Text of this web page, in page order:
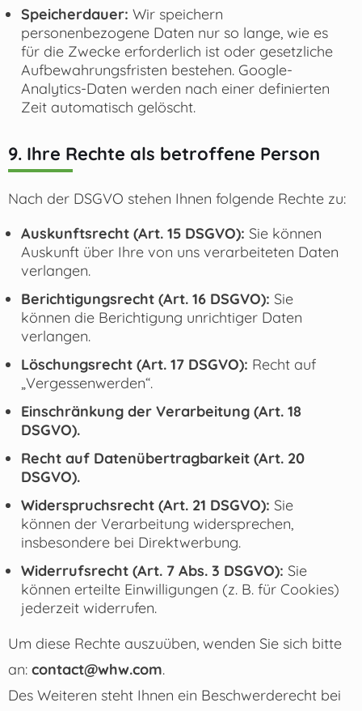
Speicherdauer: Wir speichern
personenbezogene Daten nur so lange, wie es
für die Zwecke erforderlich ist oder gesetzliche
Aufbewahrungsfristen bestehen. Google-
Analytics-Daten werden nach einer definierten
Zeit automatisch gelöscht.
9. Ihre Rechte als betroffene Person
Nach der DSGVO stehen Ihnen folgende Rechte zu:
Auskunftsrecht (Art. 15 DSGVO): Sie können
Auskunft über Ihre von uns verarbeiteten Daten
verlangen.
Berichtigungsrecht (Art. 16 DSGVO): Sie
können die Berichtigung unrichtiger Daten
verlangen.
Löschungsrecht (Art. 17 DSGVO): Recht auf
„Vergessenwerden“.
Einschränkung der Verarbeitung (Art. 18
DSGVO).
Recht auf Datenübertragbarkeit (Art. 20
DSGVO).
Widerspruchsrecht (Art. 21 DSGVO): Sie
können der Verarbeitung widersprechen,
insbesondere bei Direktwerbung.
Widerrufsrecht (Art. 7 Abs. 3 DSGVO): Sie
können erteilte Einwilligungen (z. B. für Cookies)
jederzeit widerrufen.
Um diese Rechte auszuüben, wenden Sie sich bitte
an: contact@whw.com.
Des Weiteren steht Ihnen ein Beschwerderecht bei